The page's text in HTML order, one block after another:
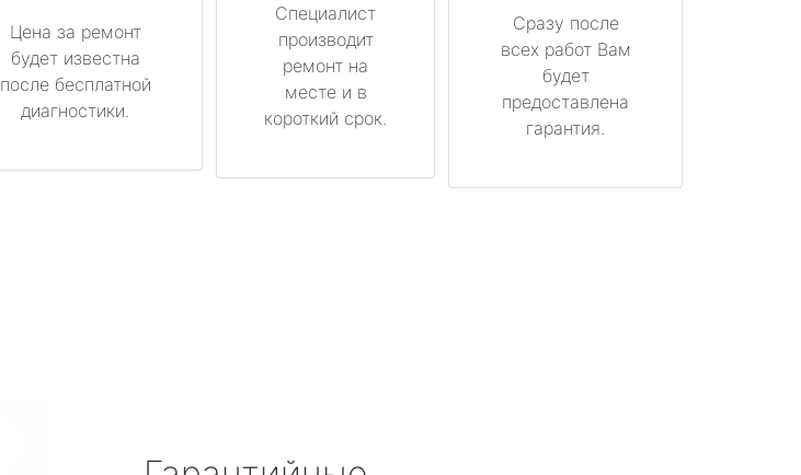
Цена за ремонт
будет известна
после бесплатной
диагностики.
Специалист
производит
ремонт на
месте и в
короткий срок.
Сразу после
всех работ Вам
будет
предоставлена
гарантия.